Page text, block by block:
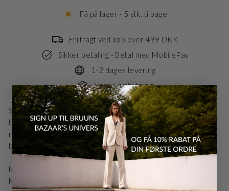
Danmark - DK
Få på lager - 5 stk. tilbage
Fri fragt ved køb over 499 DKK
Sikker betaling - Betal med MobilePay
1-2 dages levering
Gratis ombytning
Stilet knælang nederdel i lavet i vegansk læder med
tilhørende bælte. Nederdelen har en elegant a-form og kan
nemt styles med en strik i hverdagen og en bluse til festlige
begivenheder.
Model 1: (opsat hår) er 175cm høj og iført str. 36/S
Model 2: (løst hår) er 172cm høj og iført str. 36/S